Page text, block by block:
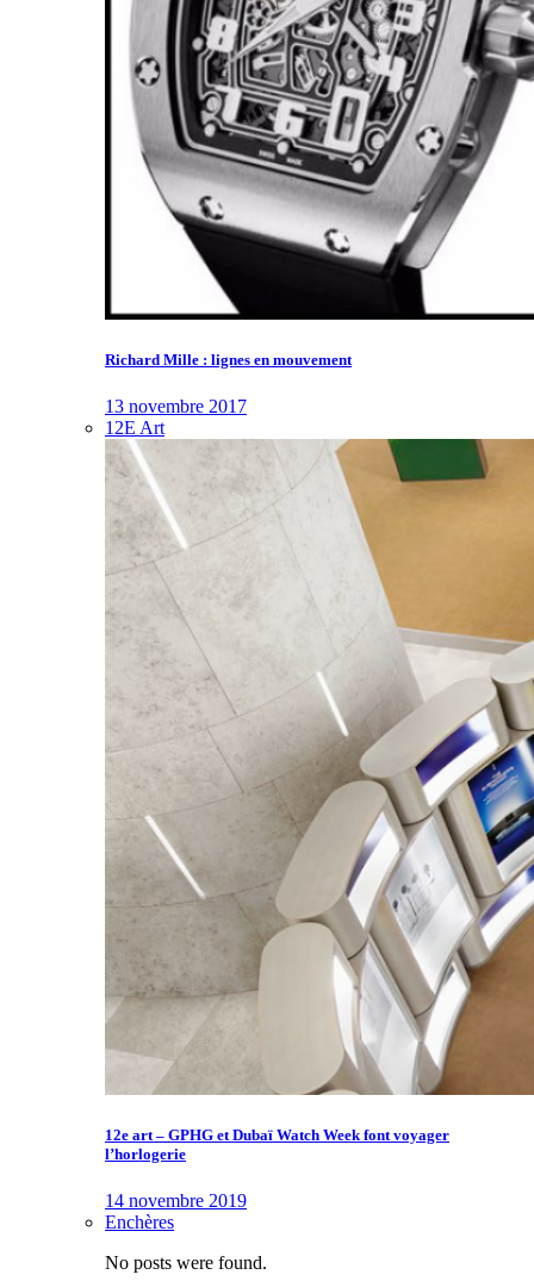
Richard Mille : lignes en mouvement
13 novembre 2017
12E Art
12e art – GPHG et Dubaï Watch Week font voyager
l’horlogerie
14 novembre 2019
Enchères
No posts were found.